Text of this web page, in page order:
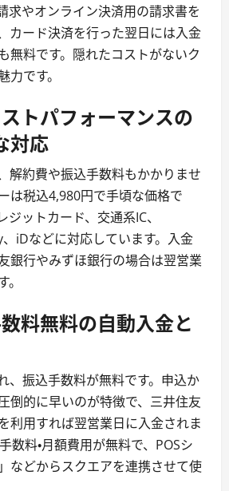
求やオンライン決済用の請求書を
カード決済を行った翌日には入金
無料です。隠れたコストがないク
力です。
トパフォーマンスの
対応
解約費や振込手数料もかかりませ
は税込4,980円で手頃な価格で
ットカード、交通系IC、
iDなどに対応しています。入金
銀行やみずほ銀行の場合は翌営業
料無料の自動入金と
、振込手数料が無料です。申込か
倒的に早いのが特徴で、三井住友
利用すれば翌営業日に入金されま
数料・月額費用が無料で、POSシ
などからスクエアを連携させて使